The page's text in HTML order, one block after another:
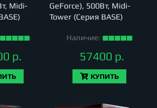
Midi-
р.
GeForce), 500Вт, Midi-
Tower (Серия BASE)
Наличие:
57400 р.
КУПИТЬ